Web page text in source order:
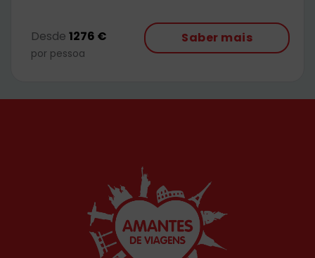
Desde 1276 €
por pessoa
Saber mais